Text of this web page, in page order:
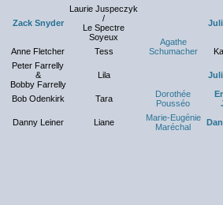
Zack Snyder
Laurie Juspeczyk
/
Le Spectre
Soyeux
Agathe
Schumacher
Anne Fletcher Tess
Peter Farrelly
&
Bobby Farrelly
Lila
Bob Odenkirk Tara
Dorothée
Pousséo
Danny Leiner Liane
Marie-Eugénie
Maréchal